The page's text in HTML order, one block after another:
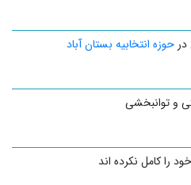
حوزه انتخابیه بستان آباد
و توانبخشی
را کامل نکرده اند